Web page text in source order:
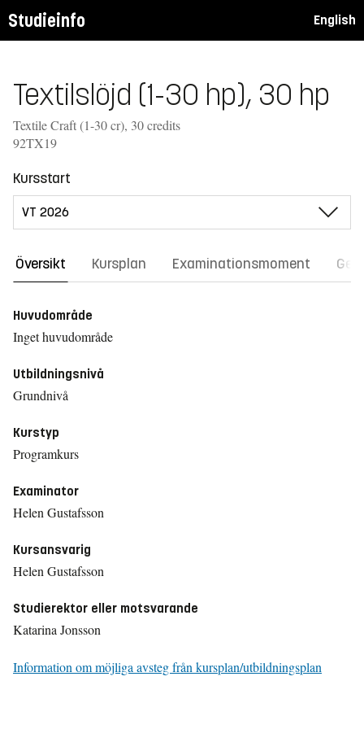
Studieinfo English
Textilslöjd (1-30 hp), 30 hp
Textile Craft (1-30 cr), 30 credits
92TX19
Kursstart
Översikt Kursplan Examinationsmoment
Huvudområde
Inget huvudområde
Utbildningsnivå
Grundnivå
Kurstyp
Programkurs
Examinator
Helen Gustafsson
Kursansvarig
Helen Gustafsson
Studierektor eller motsvarande
Katarina Jonsson
Information om möjliga avsteg från kursplan/utbildningsplan